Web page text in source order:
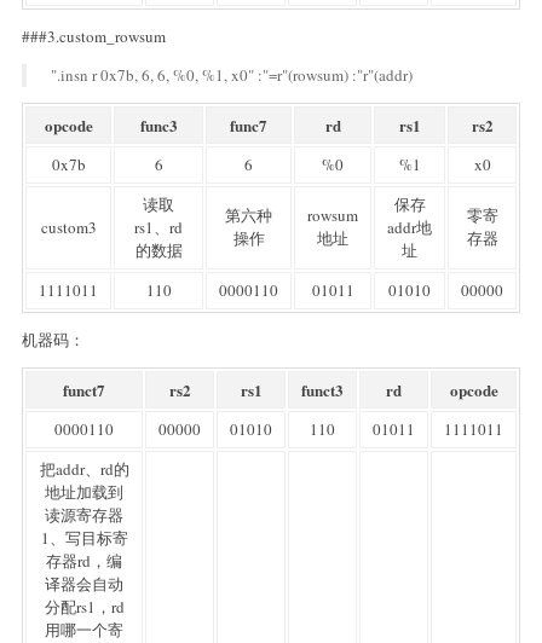
###3.custom_rowsum
".insn r 0x7b, 6, 6, %0, %1, x0" :"=r"(rowsum) :"r"(addr)
opcode func3 func7 rd rs1 rs2
0x7b 6 6 %0 %1 x0
custom3
读取
rs1、rd
的数据
第六种
操作
rowsum
地址
保存
addr地
址
零寄
存器
1111011 110 0000110 01011 01010 00000
机器码：
funct7 rs2 rs1 funct3 rd opcode
0000110 00000 01010 110 01011
1111011
把addr、rd的
地址加载到
读源寄存器
1、写目标寄
存器rd，编
译器会自动
分配rs1，rd
用哪一个寄